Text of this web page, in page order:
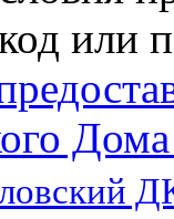
или